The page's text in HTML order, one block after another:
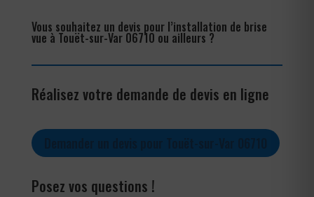
Vous souhaitez un devis pour l’installation de brise
vue à Touët-sur-Var 06710 ou ailleurs ?
Réalisez votre demande de devis en ligne
Posez vos questions !